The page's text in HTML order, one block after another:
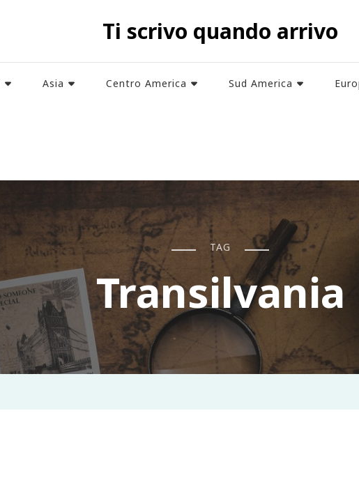
Ti scrivo quando arrivo
Asia Centro America Sud America
TAG
Transilvania